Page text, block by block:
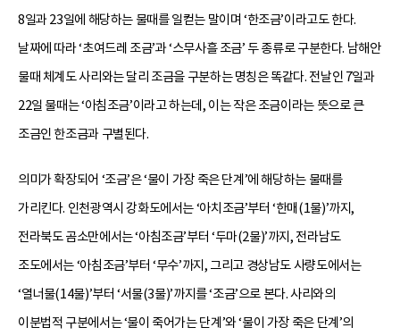
8일과 23일에 해당하는 물때를 일컫는 말이며 ‘한조금’이라고도 한다.
날짜에 따라 ‘초여드레 조금’과 ‘스무사흘 조금’ 두 종류로 구분한다. 남해안
물때 체계도 사리와는 달리 조금을 구분하는 명칭은 똑같다. 전날인 7일과
22일 물때는 ‘아침조금’이라고 하는데, 이는 작은 조금이라는 뜻으로 큰
조금인 한조금과 구별된다.
의미가 확장되어 ‘조금’은 ‘물이 가장 죽은 단계’에 해당하는 물때를
가리킨다. 인천광역시 강화도에서는 ‘아치조금’부터 ‘한매(1물)’까지,
전라북도 곰소만에서는 ‘아침조금’부터 ‘두마(2물)’까지, 전라남도
조도에서는 ‘아침조금’부터 ‘무수’까지, 그리고 경상남도 사량도에서는
‘열너물(14물)’부터 ‘서물(3물)’까지를 ‘조금’으로 본다. 사리와의
이분법적 구분에서는 ‘물이 죽어가는 단계’와 ‘물이 가장 죽은 단계’의